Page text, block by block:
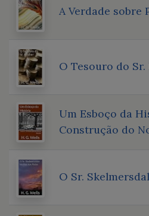
A Verdade sobre
O Tesouro do
Um Esboço da
Construção do
O Sr.